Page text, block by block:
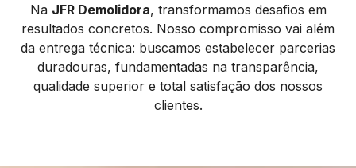
Na JFR Demolidora, transformamos desafios em
resultados concretos. Nosso compromisso vai além
da entrega técnica: buscamos estabelecer parcerias
duradouras, fundamentadas na transparência,
qualidade superior e total satisfação dos nossos
clientes.